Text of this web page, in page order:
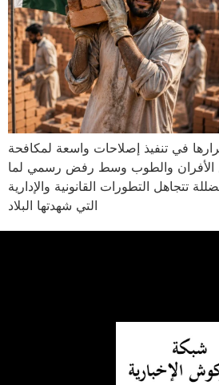
في تنفيذ إصلاحات واسعة لمكافحة
الأفران والطوب وسط رفض رسمي لما
تتجاهل التطورات القانونية والإدارية
التي شهدتها البلاد